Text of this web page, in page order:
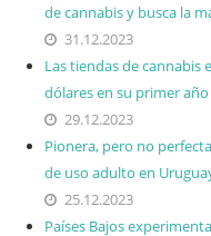
de cannabis y busca la
31.12.2023
Las tiendas de cannabis
dólares en su primer año
29.12.2023
Pionera, pero no
de uso adulto en
25.12.2023
Países Bajos